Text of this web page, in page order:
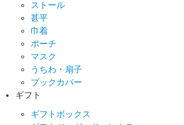
ストール
甚平
巾着
ポーチ
マスク
うちわ・扇子
ブックカバー
ギフト
ギフトボックス